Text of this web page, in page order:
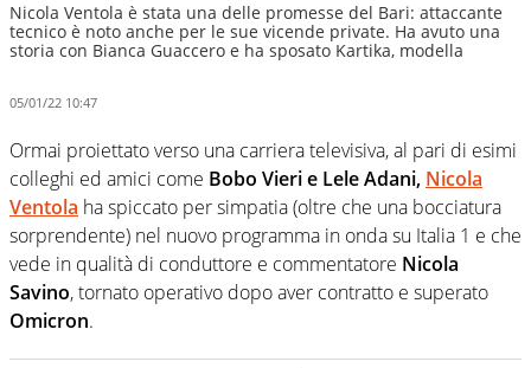
Nicola Ventola è stata una delle promesse del Bari: attaccante
tecnico è noto anche per le sue vicende private. Ha avuto una
storia con Bianca Guaccero e ha sposato Kartika, modella
05/01/22 10:47
Ormai proiettato verso una carriera televisiva, al pari di esimi
colleghi ed amici come Bobo Vieri e Lele Adani, Nicola
Ventola ha spiccato per simpatia (oltre che una bocciatura
sorprendente) nel nuovo programma in onda su Italia 1 e che
vede in qualità di conduttore e commentatore Nicola
Savino, tornato operativo dopo aver contratto e superato
Omicron.